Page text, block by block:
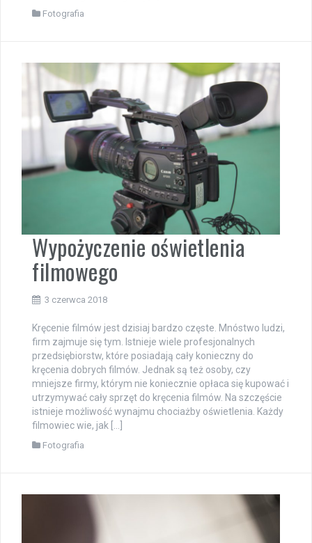
Fotografia
Wypożyczenie oświetlenia
filmowego
3 czerwca 2018
Kręcenie filmów jest dzisiaj bardzo częste. Mnóstwo ludzi,
firm zajmuje się tym. Istnieje wiele profesjonalnych
przedsiębiorstw, które posiadają cały konieczny do
kręcenia dobrych filmów. Jednak są też osoby, czy
mniejsze firmy, którym nie koniecznie opłaca się kupować i
utrzymywać cały sprzęt do kręcenia filmów. Na szczęście
istnieje możliwość wynajmu chociażby oświetlenia. Każdy
filmowiec wie, jak […]
Fotografia